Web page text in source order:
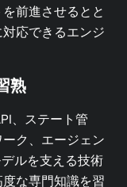
前進させるとと
応できるエンジ
熟
、ステート管
ク、エージェン
ルを支える技術
な専門知識を習